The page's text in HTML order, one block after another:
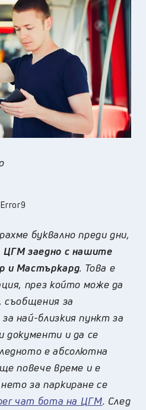
Error9
буквално преди дни,
заедно с нашите
и Мастъркард. Това е
през който може да
съобщения за
най-близкия пункт за
документи и да се
е абсолютна
повече време и е
за паркиране се
чат бота на ЦГМ. След